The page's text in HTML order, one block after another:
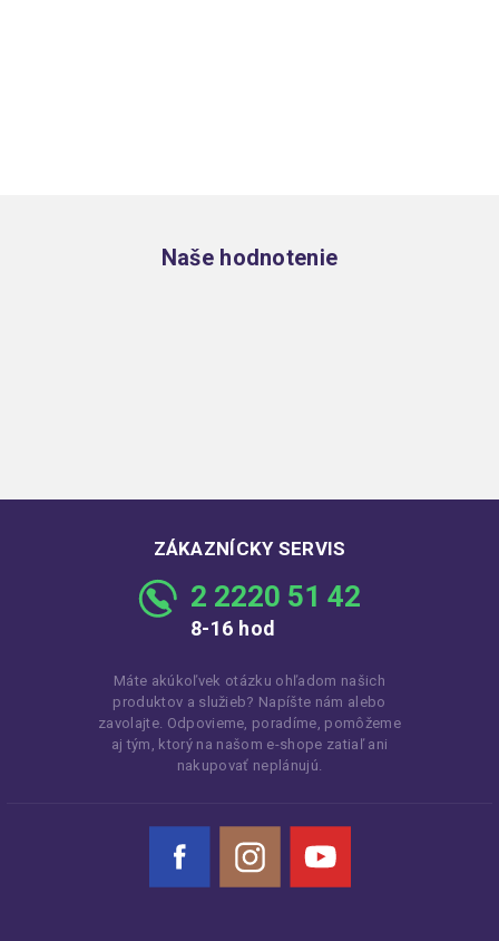
Naše hodnotenie
ZÁKAZNÍCKY SERVIS
2 2220 51 42
8-16 hod
Máte akúkoľvek otázku ohľadom našich
produktov a služieb? Napíšte nám alebo
zavolajte. Odpovieme, poradíme, pomôžeme
aj tým, ktorý na našom e-shope zatiaľ ani
nakupovať neplánujú.
Facebook Instagram YouTube